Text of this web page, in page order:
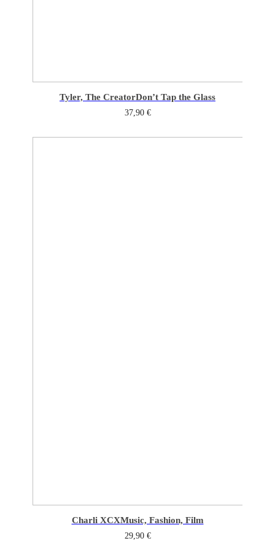
Tyler, The CreatorDon’t Tap the Glass
37,90 €
Charli XCXMusic, Fashion, Film
29,90 €